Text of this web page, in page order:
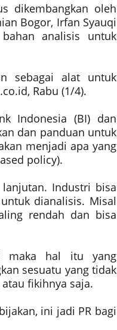
dikembangkan oleh
Bogor, Irfan Syauqi
analisis untuk
sebagai alat untuk
Rabu (1/4).
Indonesia (BI) dan
dan panduan untuk
menjadi apa yang
policy).
Industri bisa
dianalisis. Misal
rendah dan bisa
maka hal itu yang
sesuatu yang tidak
fikihnya saja.
ini jadi PR bagi